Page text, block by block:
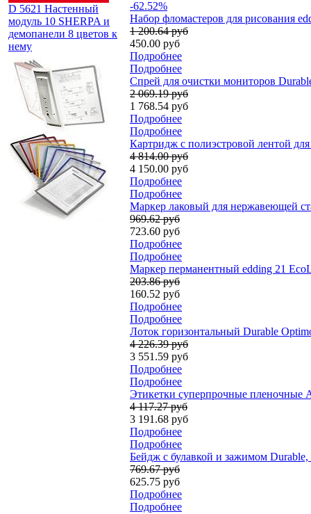
D 5621 Настенный
модуль 10 SHERPA и
демопанели 8 цветов к
нему
-62.52%
Набор фломастеров для рисования
1 200.64 руб
450.00 руб
Подробнее
Подробнее
Спрей для очистки мониторов
2 069.19 руб
1 768.54 руб
Подробнее
Подробнее
Картридж c полиэстровой лентой
4 814.00 руб
4 150.00 руб
Подробнее
Подробнее
Маркер лаковый для нержавеющей
969.62 руб
723.60 руб
Подробнее
Подробнее
Маркер перманентный edding 21
203.86 руб
160.52 руб
Подробнее
Подробнее
Лоток горизонтальный Durable
4 226.39 руб
3 551.59 руб
Подробнее
Подробнее
Этикетки суперпрочные пленочные
4 117.27 руб
3 191.68 руб
Подробнее
Подробнее
Бейдж с булавкой и зажимом
769.67 руб
625.75 руб
Подробнее
Подробнее